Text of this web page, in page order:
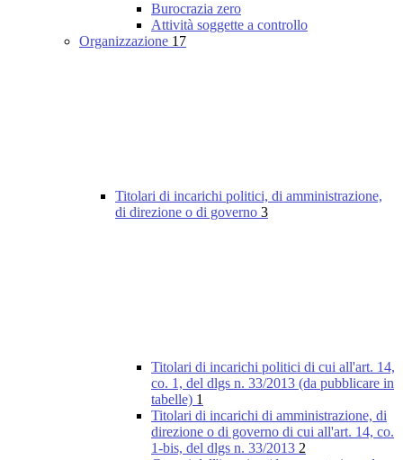
Burocrazia zero
Attività soggette a controllo
Organizzazione 17
Titolari di incarichi politici, di amministrazione,
di direzione o di governo 3
Titolari di incarichi politici di cui all'art. 14,
co. 1, del dlgs n. 33/2013 (da pubblicare in
tabelle) 1
Titolari di incarichi di amministrazione, di
direzione o di governo di cui all'art. 14, co.
1-bis, del dlgs n. 33/2013 2